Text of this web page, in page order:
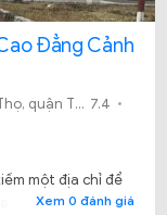
Đẳng Cảnh
247 Đặng Văn Bi- phường Trường Thọ, quận Thủ Đức, TP. HCM. 7.4
một địa chỉ để
vẫn đang phân
Xem 0 đánh giá